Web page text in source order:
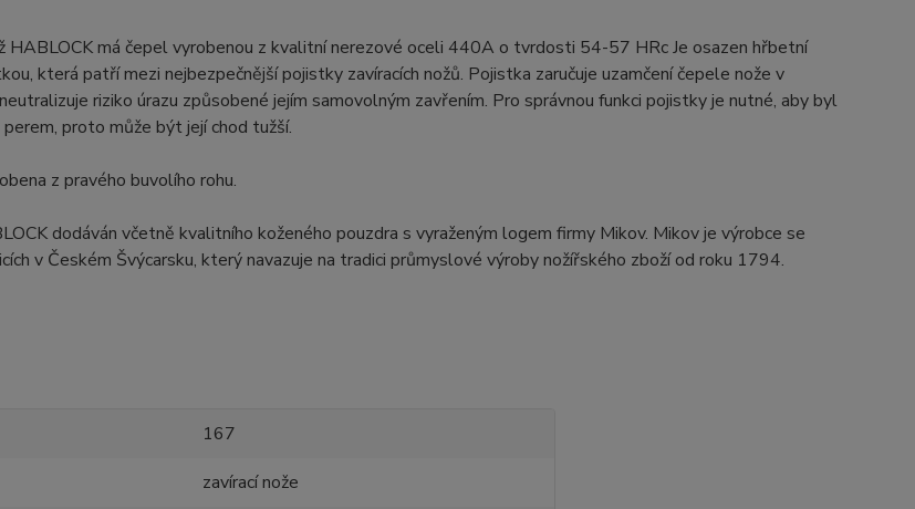
HABLOCK má čepel vyrobenou z kvalitní nerezové oceli 440A o tvrdosti 54-57 HRc Je osazen hřbetní
která patří mezi nejbezpečnější pojistky zavíracích nožů. Pojistka zaručuje uzamčení čepele nože v
riziko úrazu způsobené jejím samovolným zavřením. Pro správnou funkci pojistky je nutné, aby byl
proto může být její chod tužší.
z pravého buvolího rohu.
dodáván včetně kvalitního koženého pouzdra s vyraženým logem firmy Mikov. Mikov je výrobce se
v Českém Švýcarsku, který navazuje na tradici průmyslové výroby nožířského zboží od roku 1794.
167
zavírací nože